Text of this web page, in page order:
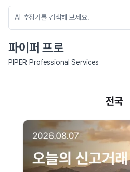
파이퍼 프로
PIPER Professional Services